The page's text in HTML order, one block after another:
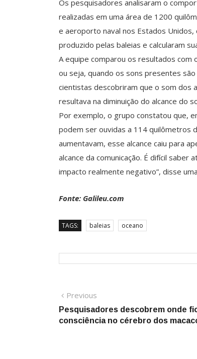
Os pesquisadores analisaram o
realizadas em uma área de 1200
e aeroporto naval nos Estados
produzido pelas baleias e calcularam
A equipe comparou os resultados com
ou seja, quando os sons presentes
cientistas descobriram que o som dos
resultava na diminuição do alcance do
Por exemplo, o grupo constatou que,
podem ser ouvidas a 114 quilômetros
aumentavam, esse alcance caiu para
alcance da comunicação. É difícil
impacto realmente negativo”, disse
Fonte: Galileu.com
TAGS: baleias oceano
Navegação
de
Previous
post:
Pesquisadores descobrem onde
consciência no cérebro dos